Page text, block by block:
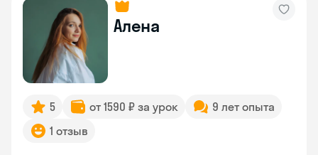
Алена
5 от 1590 ₽ за урок
9 лет опыта
1 отзыв